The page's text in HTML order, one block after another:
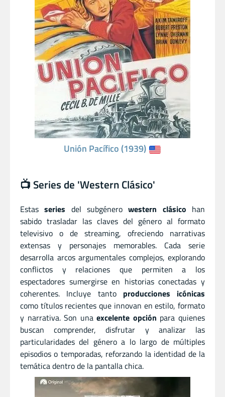
Unión Pacífico (1939)
📺 Series de 'Western Clásico'
Estasseries del subgénerowestern clásico han
sabido trasladar las claves del género al formato
televisivo o de streaming, ofreciendo narrativas
extensas y personajes memorables. Cada serie
desarrolla arcos argumentales complejos, explorando
conflictos y relaciones que permiten a los
espectadores sumergirse en historias conectadas y
coherentes. Incluye tanto producciones icónicas
como títulos recientes que innovan en estilo, formato
y narrativa. Son unaexcelente opción para quienes
buscan comprender, disfrutar y analizar las
particularidades del género a lo largo de múltiples
episodios o temporadas, reforzando la identidad de la
temática dentro de la pantalla chica.